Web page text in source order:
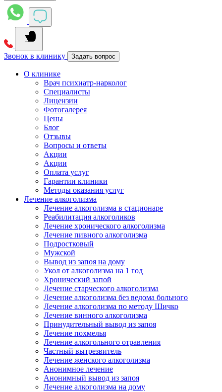
Звонок в клинику Задать вопрос
О клинике
Врач психиатр-нарколог
Специалисты
Лицензии
Фотогалерея
Цены
Блог
Отзывы
Вопросы и ответы
Акции
Акции
Оплата услуг
Гарантии клиники
Методы оказания услуг
Лечение алкоголизма
Лечение алкоголизма в стационаре
Реабилитация алкоголиков
Лечение хронического алкоголизма
Лечение пивного алкоголизма
Подростковый
Мужской
Вывод из запоя на дому
Укол от алкоголизма на 1 год
Хронический запой
Лечение старческого алкоголизма
Лечение алкоголизма без ведома больного
Лечение алкоголизма по методу Шичко
Лечение винного алкоголизма
Принудительный вывод из запоя
Лечение похмелья
Лечение алкогольного отравления
Частный вытрезвитель
Лечение женского алкоголизма
Анонимное лечение
Анонимный вывод из запоя
Лечение алкоголизма на дому